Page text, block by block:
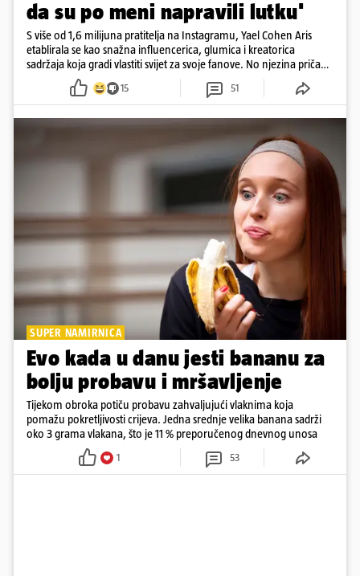
da su po meni napravili lutku'
S više od 1,6 milijuna pratitelja na Instagramu, Yael Cohen Aris
etablirala se kao snažna influencerica, glumica i kreatorica
sadržaja koja gradi vlastiti svijet za svoje fanove. No njezina priča
pokazuje da online slava dolazi i s neočekivanim izazovima
15 51
SUPER NAMIRNICA
Evo kada u danu jesti bananu za
bolju probavu i mršavljenje
Tijekom obroka potiču probavu zahvaljujući vlaknima koja
pomažu pokretljivosti crijeva. Jedna srednje velika banana sadrži
oko 3 grama vlakana, što je 11 % preporučenog dnevnog unosa
1 53